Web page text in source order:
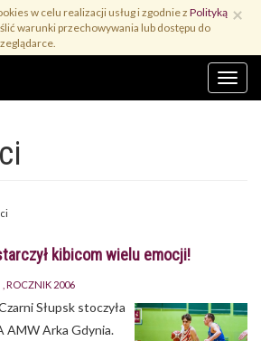
×
w celu realizacji usług i zgodnie z Polityką
warunki przechowywania lub dostępu do
Menu
kibicom wielu emocji!
ROCZNIK 2006
Słupsk stoczyła
AMW Arka Gdynia.